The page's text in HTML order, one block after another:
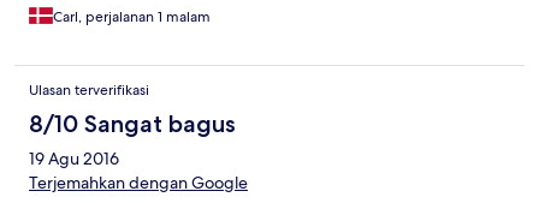
Carl, perjalanan 1 malam
Ulasan terverifikasi
8/10 Sangat bagus
19 Agu 2016
Terjemahkan dengan Google